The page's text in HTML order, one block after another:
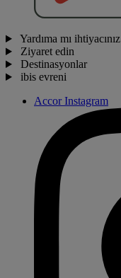
Yardıma mı
Ziyaret edin
Destinasyonlar
ibis evreni
Accor Instagram